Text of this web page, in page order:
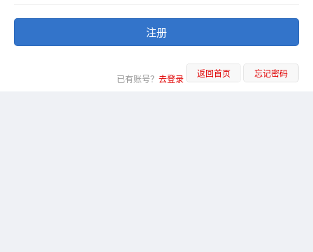
注册
已有账号？ 去登录 返回首页 忘记密码